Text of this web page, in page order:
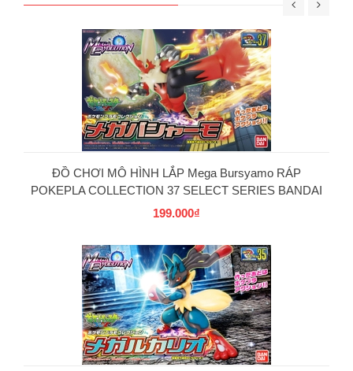
ĐỒ CHƠI MÔ HÌNH LẮP Mega Bursyamo RÁP
POKEPLA COLLECTION 37 SELECT SERIES BANDAI
199.000₫